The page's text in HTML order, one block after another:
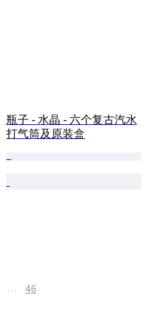
瓶子 - 水晶 - 六个复古汽水
打气筒及原装盒
… 46